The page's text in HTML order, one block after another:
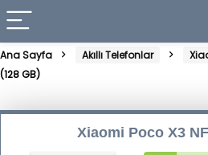
Ana Sayfa Akıllı Telefonlar
(128 GB)
Xiaomi Poco X3